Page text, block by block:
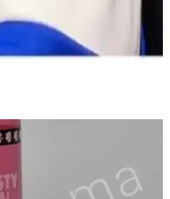
kolaylığı sunar. Uygun
ve sağlıklı kalmasını